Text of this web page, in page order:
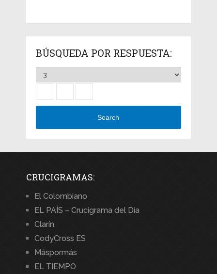
BÚSQUEDA POR RESPUESTA:
Search
CRUCIGRAMAS:
El Colombiano
EL PAÍS – Crucigrama del Día
Clarín
CodyCross ES
Máspormás
EL TIEMPO